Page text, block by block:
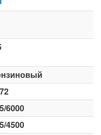
6000
4500